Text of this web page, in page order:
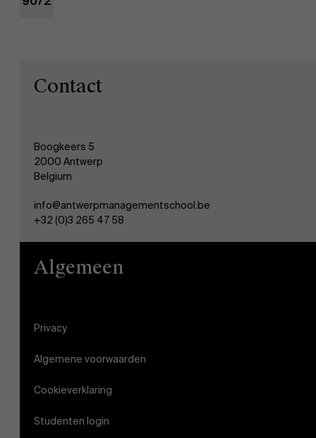
Contact
Boogkeers 5
2000 Antwerp
Belgium
info@antwerpmanagementschool.be
+32 (0)3 265 47 58
Algemeen
Privacy
Algemene voorwaarden
Cookieverklaring
Studenten login